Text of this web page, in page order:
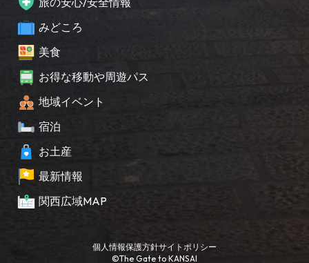
みどころ
美食
お得な移動や周遊パス
地域イベント
宿泊
お土産
最新情報
関西広域MAP
©The Gate to KANSAI
個人情報保護方針サイトポリシー